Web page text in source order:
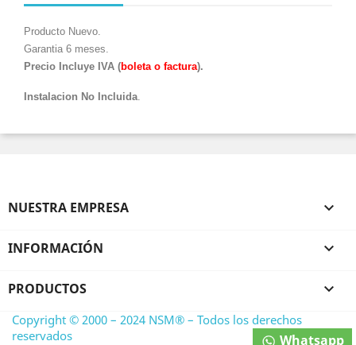
Producto Nuevo.
Garantia 6 meses.
Precio Incluye IVA (boleta o factura).
Instalacion No Incluida.
NUESTRA EMPRESA 
INFORMACIÓN 
PRODUCTOS 
Whatsapp
Copyright © 2000 – 2024 NSM® – Todos los derechos
reservados